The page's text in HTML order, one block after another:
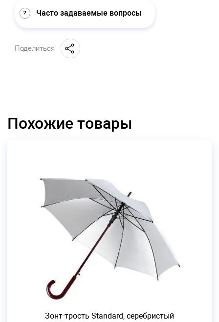
Часто задаваемые вопросы
Поделиться
Похожие товары
Зонт-трость Standard, серебристый